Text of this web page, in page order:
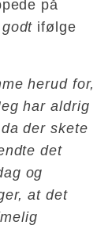
på
ifølge
herud for,
har aldrig
der skete
det
og
at det